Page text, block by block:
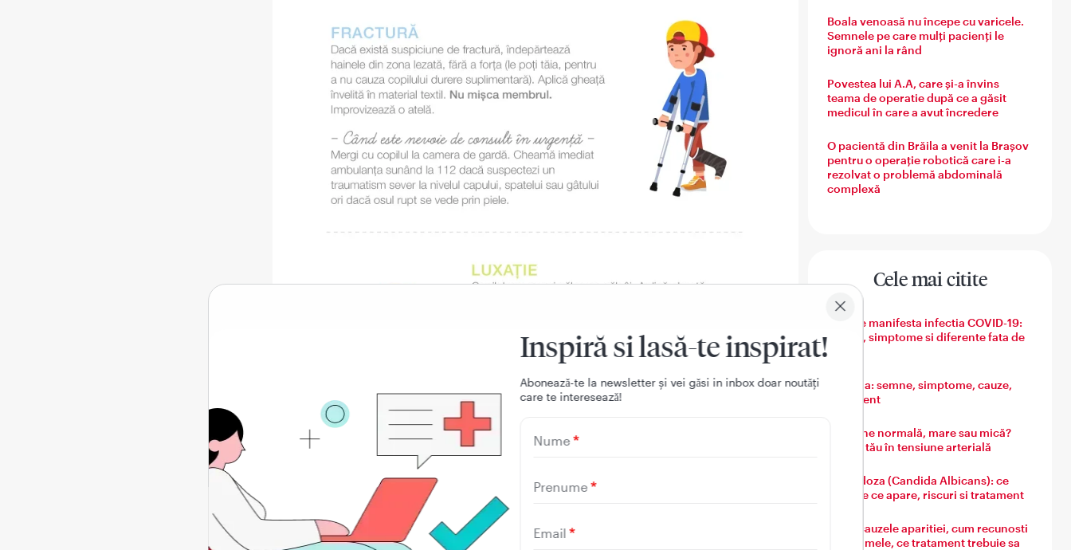
Inspiră si lasă-te inspirat!
Aboneazǎ-te la newsletter și vei gǎsi in inbox doar noutǎți
care te intereseazǎ!
Nume
Prenume
Email
Boala venoasă nu începe cu varicele.
Semnele pe care mulți pacienți le
ignoră ani la rând
Povestea lui A.A, care și-a învins
teama de operatie după ce a găsit
medicul în care a avut încredere
O pacientă din Brăila a venit la Brașov
pentru o operație robotică care i-a
rezolvat o problemă abdominală
complexă
Cele mai citite
Cum se manifesta infectia COVID-19:
semne, simptome si diferente fata de
Varicela: semne, simptome, cauze,
tratament
Tensiune normală, mare sau mică?
Ghidul tău în tensiune arterială
Candidoza (Candida Albicans): ce
este, de ce apare, riscuri si tratament
Guta: cauzele aparitiei, cum recunosti
simptomele, ce tratament trebuie sa